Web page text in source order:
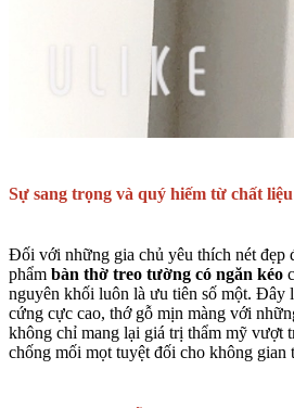
Sự sang trọng và quý hiếm từ chất
Đối với những gia chủ yêu thích nét đẹp
phẩm bàn thờ treo tường có ngăn kéo
nguyên khối luôn là ưu tiên số một. Đây
cứng cực cao, thớ gỗ mịn màng với
không chỉ mang lại giá trị thẩm mỹ vượt
chống mối mọt tuyệt đối cho không gian